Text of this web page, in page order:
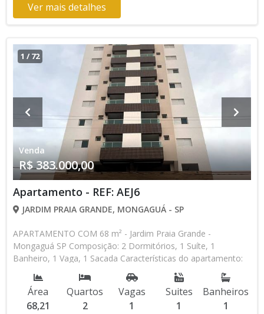
Ver mais detalhes
1 / 72
Venda
R$ 383.000,00
Apartamento - REF: AEJ6
JARDIM PRAIA GRANDE, MONGAGUÁ - SP
APARTAMENTO COM 68 m² - Jardim Praia Grande -
Mongaguá SP Composição: 2 Dormitórios, 1 Suíte, 1
Banheiro, 1 Vaga, 1 Sacada Características do apartamento:
Elevador Social, Elevador de Serviço, Acessibilidade, Portão
Automático, Interfone, Circuito Fechado TV, Piscina, Sauna,
Salão de Jogos, Salão de Festas, Espaço Kids, Espaço
Gourmet, Academia, Churrasqueira, Predio Frente Mar Aceita
Área
68,21
Quartos
2
Vagas
1
Suites
1
Banheiros
1